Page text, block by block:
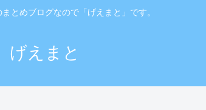
とめブログなので「げえまと」です。
げえまと